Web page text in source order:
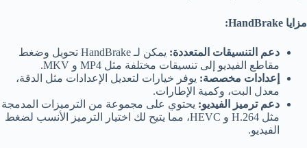
مزايا
دعم التنسيقات المتعددة:
يمكن لـ HandBrake تحويل وضغط
مقاطع الفيديو إلى تنسيقات مختلفة مثل MP4 و MKV.
إعدادات مخصصة: يوفر خيارات لتعديل الإعدادات مثل الدقة،
معدل البت، وكمية الإطارات.
دعم ترميز الفيديو: يحتوي على مجموعة من الترميزات المدمجة
مثل H.264 و HEVC، مما يتيح لك اختيار الترميز الأنسب لضغط
الفيديو.